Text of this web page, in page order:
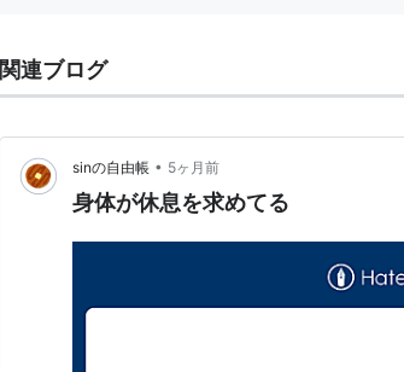
関連ブログ
sinの自由帳 • 5ヶ月前
身体が休息を求めてる